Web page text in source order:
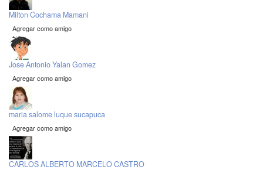
Milton Cochama Mamani
Agregar como amigo
Jose Antonio Yalan Gomez
Agregar como amigo
maria salome luque sucapuca
Agregar como amigo
CARLOS ALBERTO MARCELO CASTRO